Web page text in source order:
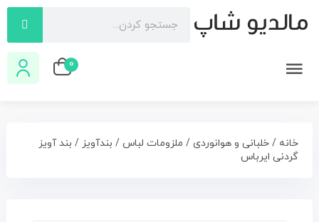
0
خانه / خلبانی و هوانوردی/ ملزومات لباس/ بندآویز / بند آویز
گردنی ایرباس